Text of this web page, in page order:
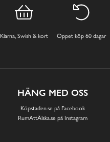
Klarna, Swish & kort Öppet köp 60 dagar
HÄNG MED OSS
Köpstaden.se på Facebook
RumAttÄlska.se på Instagram